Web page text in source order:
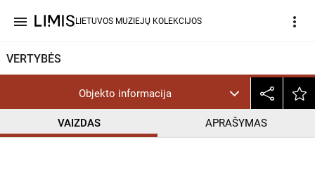
menu LIETUVOS MUZIEJŲ KOLEKCIJOS more_vert
VERTYBĖS
Objekto informacija
VAIZDAS APRAŠYMAS